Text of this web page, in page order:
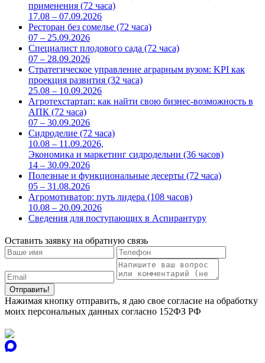
применения (72 часа)
17.08 – 07.09.2026
Ресторан без сомелье (72 часа)
07 – 25.09.2026
Специалист плодового сада (72 часа)
07 – 28.09.2026
Стратегическое управление аграрным вузом: KPI как
проекция развития (32 часа)
25.08 – 10.09.2026
Агротехстартап: как найти свою бизнес-возможность в
АПК (72 часа)
07 – 30.09.2026
Сидроделие (72 часа)
10.08 – 11.09.2026,
Экономика и маркетинг сидродельни (36 часов)
14 – 30.09.2026
Полезные и функциональные десерты (72 часа)
05 – 31.08.2026
Агромотиватор: путь лидера (108 часов)
10.08 – 20.09.2026
Сведения для поступающих в Аспирантуру
Оставить заявку на обратную связь
Нажимая кнопку отправить, я даю свое согласие на обработку
моих персональных данных согласно 152ФЗ РФ